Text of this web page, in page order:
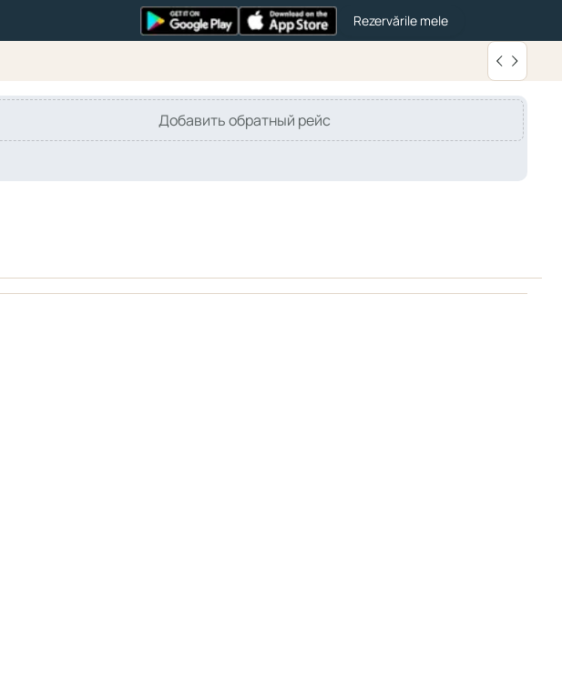
Rezervările mele
Добавить обратный рейс